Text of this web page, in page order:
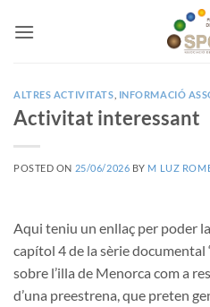
ALTRES ACTIVITATS INFORMACIÓ
Activitat interessant
POSTED ON 25/06/2026 BY M LUZ
Aqui teniu un enllaç per poder
capítol 4 de la sèrie documental
sobre l’illa de Menorca com a
d’una preestrena, que preten